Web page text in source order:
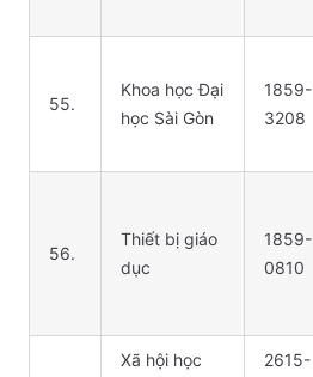
55.
Khoa học Đại
học Sài Gòn
1859-
3208
56.
Thiết bị giáo
dục
1859-
0810
Xã hội học
2615-